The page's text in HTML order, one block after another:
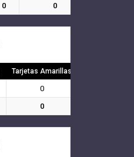
0 0
Tarjetas Amarillas
0
0